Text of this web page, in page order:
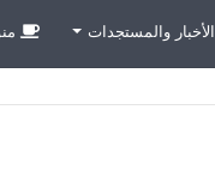
الأخبار والمستجدات